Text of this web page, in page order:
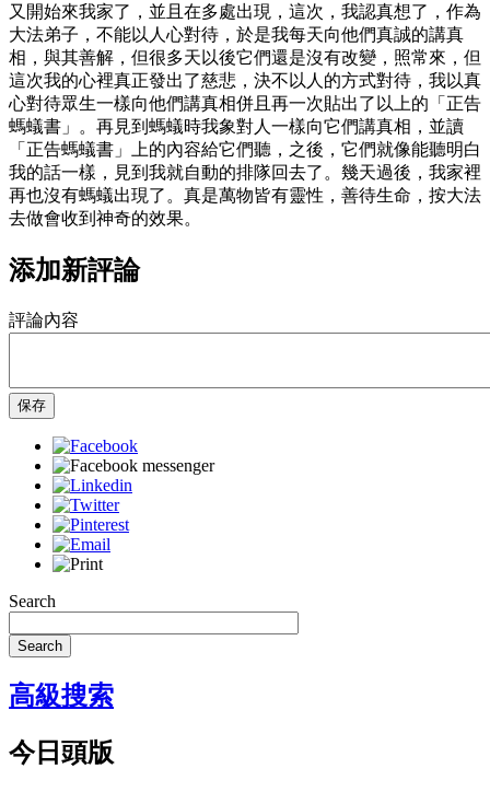
又開始來我家了，並且在多處出現，這次，我認真想了，作為
大法弟子，不能以人心對待，於是我每天向他們真誠的講真
相，與其善解，但很多天以後它們還是沒有改變，照常來，但
這次我的心裡真正發出了慈悲，決不以人的方式對待，我以真
心對待眾生一樣向他們講真相併且再一次貼出了以上的「正告
螞蟻書」。再見到螞蟻時我象對人一樣向它們講真相，並讀
「正告螞蟻書」上的內容給它們聽，之後，它們就像能聽明白
我的話一樣，見到我就自動的排隊回去了。幾天過後，我家裡
再也沒有螞蟻出現了。真是萬物皆有靈性，善待生命，按大法
去做會收到神奇的效果。
添加新評論
評論內容
保存
Search
Search
高級搜索
今日頭版